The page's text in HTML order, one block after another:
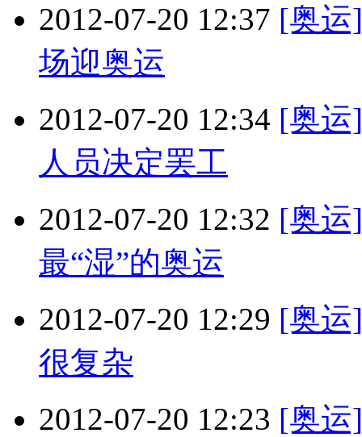
2012-07-20 12:37 [奥运
场迎奥运
2012-07-20 12:34 [奥运
人员决定罢工
2012-07-20 12:32 [奥运
最“湿”的奥运
2012-07-20 12:29 [奥运
很复杂
2012-07-20 12:23 [奥运